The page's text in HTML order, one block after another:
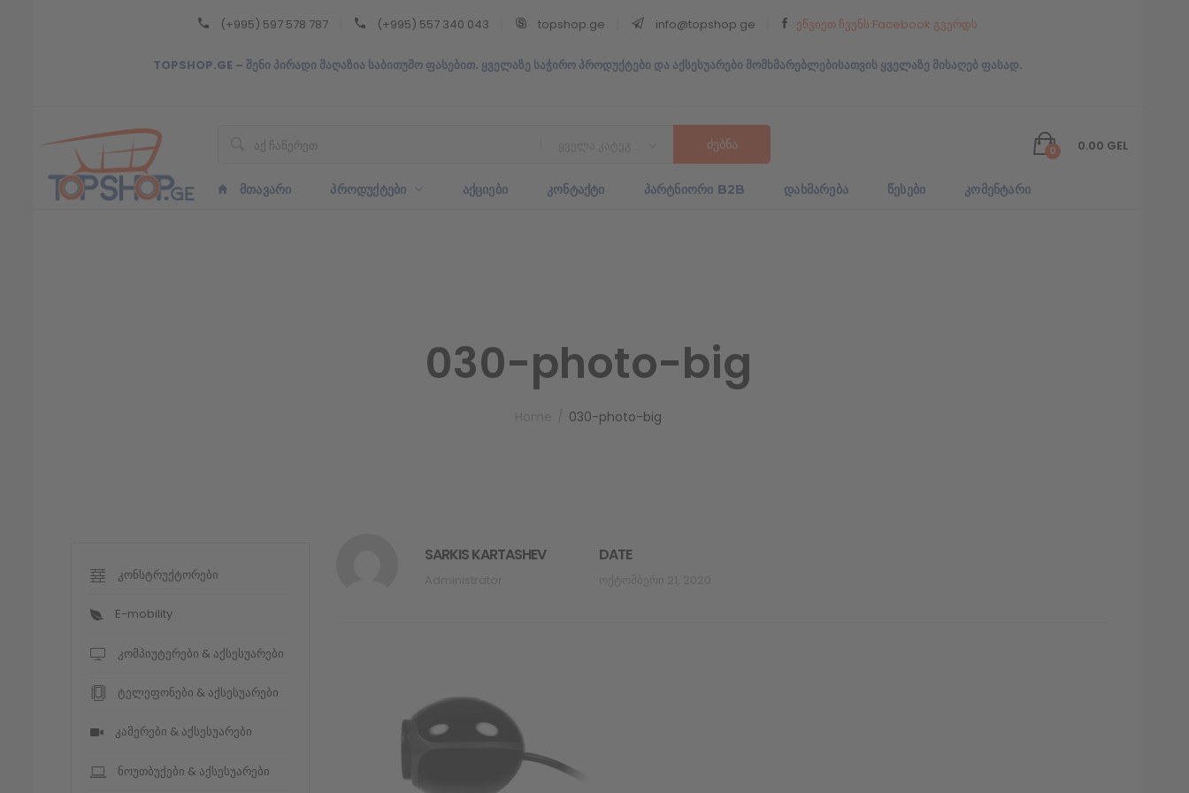
(+995) 597 578 787 (+995) 557 340 043 topshop.ge info@topshop.ge ეწვიეთ ჩვენს Facebook გვერდს
TOPSHOP.GE – შენი პირადი მაღაზია საბითუმო ფასებით. ყველაზე საჭირო პროდუქტები და აქსესუარები მომხმარებლებისათვის ყველაზე მისაღებ ფასად.
0 0.00 GEL
ᲛᲗᲐᲕᲐᲠᲘ ᲞᲠᲝᲓᲣᲥᲢᲔᲑᲘ ᲐᲥᲪᲘᲔᲑᲘ ᲙᲝᲜᲢᲐᲥᲢᲘ ᲞᲐᲠᲢᲜᲘᲝᲠᲘ B2B ᲓᲐᲮᲛᲐᲠᲔᲑᲐ ᲬᲔᲡᲔᲑᲘ ᲙᲝᲛᲔᲜᲢᲐᲠᲘ
030-photo-big
030-photo-big
SARKIS KARTASHEV DATE
კონსტრუქტორები
E-mobility
კომპიუტერები & აქსესუარები
ტელეფონები & აქსესუარები
კამერები & აქსესუარები
ნოუთბუქები & აქსესუარები